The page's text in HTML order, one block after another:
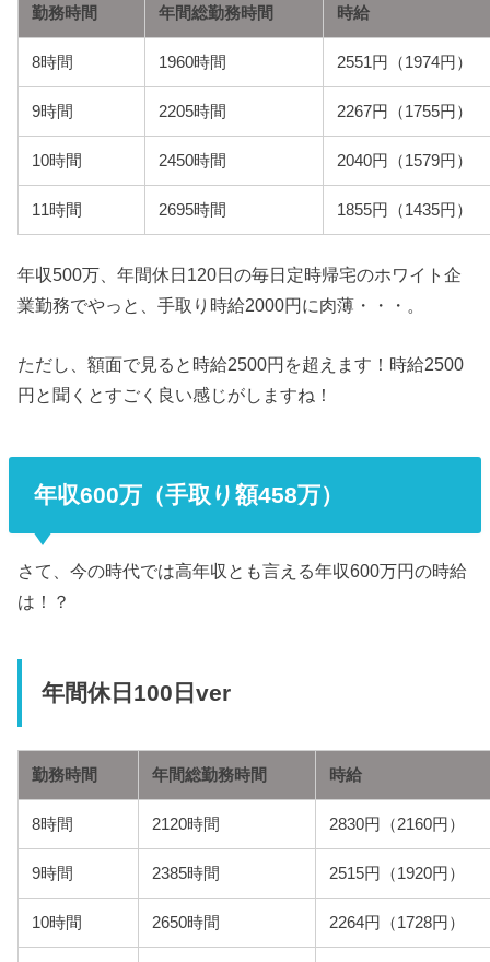
勤務時間 年間総勤務時間 時給
8時間 1960時間 2551円（1974円）
9時間 2205時間 2267円（1755円）
10時間 2450時間 2040円（1579円）
11時間 2695時間 1855円（1435円）
年収500万、年間休日120日の毎日定時帰宅のホワイト企
業勤務でやっと、手取り時給2000円に肉薄・・・。
ただし、額面で見ると時給2500円を超えます！時給2500
円と聞くとすごく良い感じがしますね！
年収600万（手取り額458万）
さて、今の時代では高年収とも言える年収600万円の時給
は！？
年間休日100日ver
勤務時間 年間総勤務時間 時給
8時間 2120時間 2830円（2160円）
9時間 2385時間 2515円（1920円）
10時間 2650時間 2264円（1728円）